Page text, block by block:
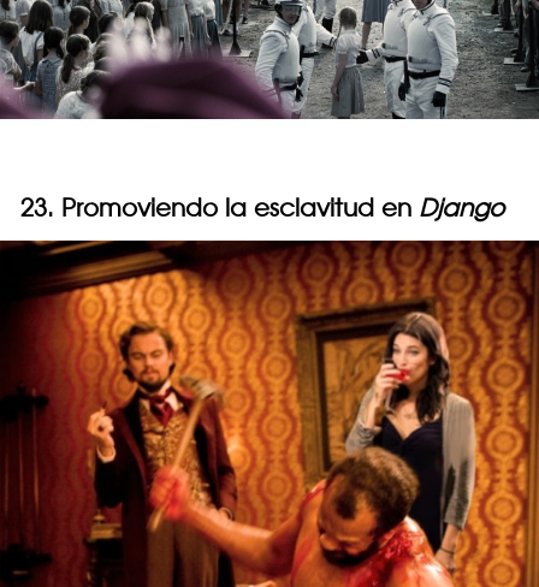
23. Promoviendo la esclavitud en Django